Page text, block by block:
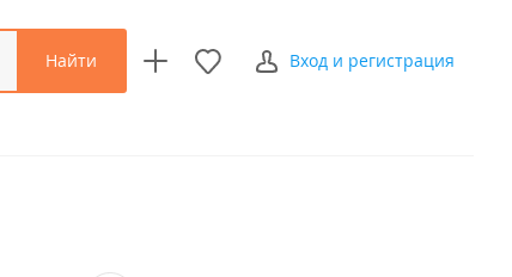
Найти Вход и регистрация